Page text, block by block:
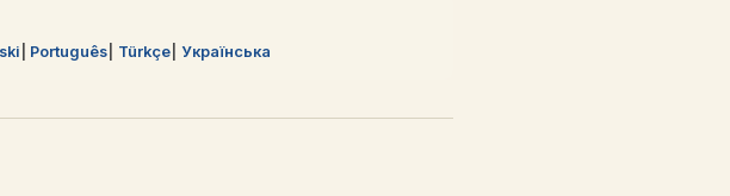
Português Türkçe Українська